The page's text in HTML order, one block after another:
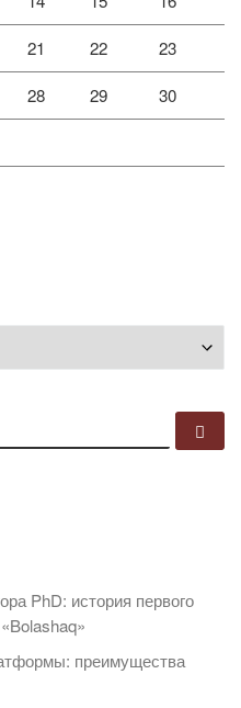
21 22 23
28 29 30
PhD: история первого
преимущества